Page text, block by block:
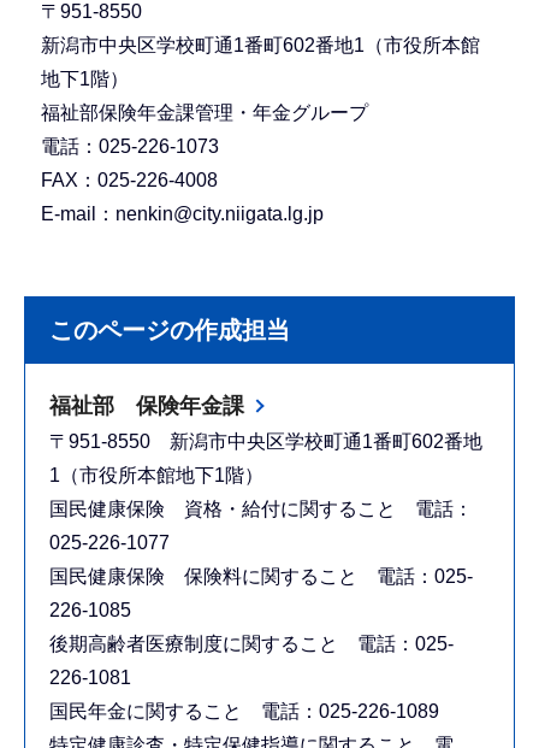
〒951-8550
新潟市中央区学校町通1番町602番地1（市役所本館
地下1階）
福祉部保険年金課管理・年金グループ
電話：025-226-1073
FAX：025-226-4008
E-mail：nenkin@city.niigata.lg.jp
このページの作成担当
福祉部 保険年金課
〒951-8550 新潟市中央区学校町通1番町602番地
1（市役所本館地下1階）
国民健康保険 資格・給付に関すること 電話：
025-226-1077
国民健康保険 保険料に関すること 電話：025-
226-1085
後期高齢者医療制度に関すること 電話：025-
226-1081
国民年金に関すること 電話：025-226-1089